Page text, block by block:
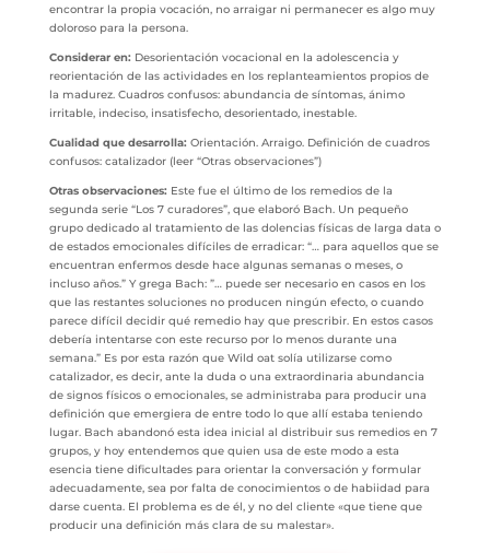
encontrar la propia vocación, no arraigar ni permanecer es algo muy
doloroso para la persona.
Considerar en:Desorientación vocacional en la adolescencia y
reorientación de las actividades en los replanteamientos propios de
la madurez. Cuadros confusos: abundancia de síntomas, ánimo
irritable, indeciso, insatisfecho, desorientado, inestable.
Cualidad que desarrolla:Orientación. Arraigo. Definición de cuadros
confusos: catalizador (leer “Otras observaciones”)
Otras observaciones:Este fue el último de los remedios de la
segunda serie “Los 7 curadores”, que elaboró Bach. Un pequeño
grupo dedicado al tratamiento de las dolencias físicas de larga data o
de estados emocionales difíciles de erradicar: “… para aquellos que se
encuentran enfermos desde hace algunas semanas o meses, o
incluso años.” Y grega Bach: ”… puede ser necesario en casos en los
que las restantes soluciones no producen ningún efecto, o cuando
parece difícil decidir qué remedio hay que prescribir. En estos casos
debería intentarse con este recurso por lo menos durante una
semana.” Es por esta razón que Wild oat solía utilizarse como
catalizador, es decir, ante la duda o una extraordinaria abundancia
de signos físicos o emocionales, se administraba para producir una
definición que emergiera de entre todo lo que allí estaba teniendo
lugar. Bach abandonó esta idea inicial al distribuir sus remedios en 7
grupos, y hoy entendemos que quien usa de este modo a esta
esencia tiene dificultades para orientar la conversación y formular
adecuadamente, sea por falta de conocimientos o de habiidad para
darse cuenta. El problema es de él, y no del cliente «que tiene que
producir una definición más clara de su malestar».